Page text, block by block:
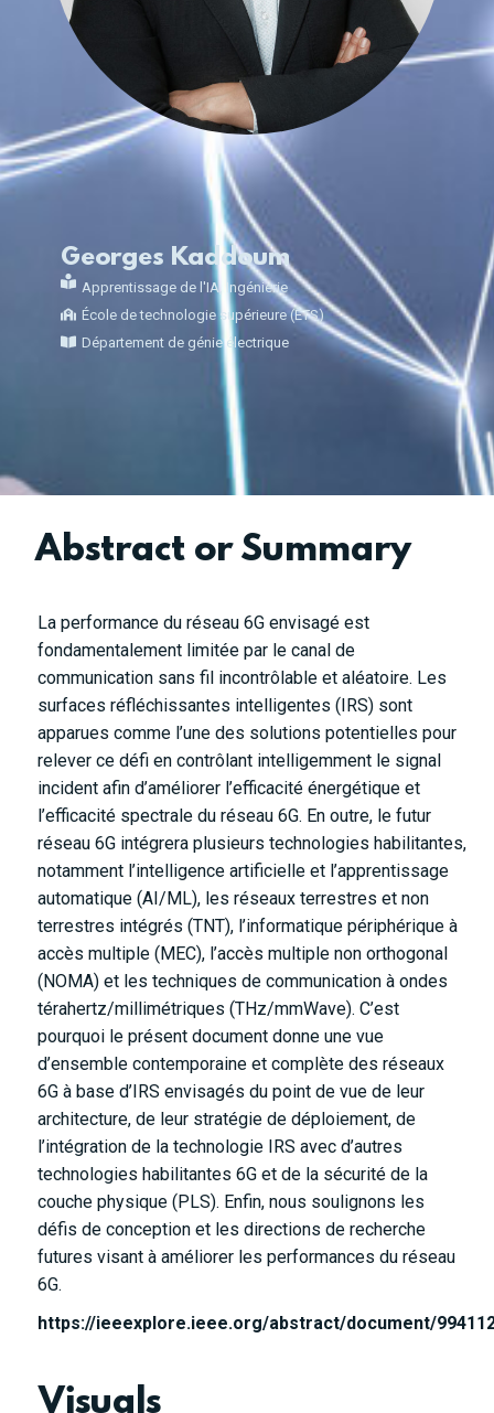
Georges Kaddoum
Apprentissage de l'IA, Ingénierie
École de technologie supérieure (ÉTS)
Département de génie électrique
Abstract or Summary
La performance du réseau 6G envisagé est
fondamentalement limitée par le canal de
communication sans fil incontrôlable et aléatoire. Les
surfaces réfléchissantes intelligentes (IRS) sont
apparues comme l’une des solutions potentielles pour
relever ce défi en contrôlant intelligemment le signal
incident afin d’améliorer l’efficacité énergétique et
l’efficacité spectrale du réseau 6G. En outre, le futur
réseau 6G intégrera plusieurs technologies habilitantes,
notamment l’intelligence artificielle et l’apprentissage
automatique (AI/ML), les réseaux terrestres et non
terrestres intégrés (TNT), l’informatique périphérique à
accès multiple (MEC), l’accès multiple non orthogonal
(NOMA) et les techniques de communication à ondes
térahertz/millimétriques (THz/mmWave). C’est
pourquoi le présent document donne une vue
d’ensemble contemporaine et complète des réseaux
6G à base d’IRS envisagés du point de vue de leur
architecture, de leur stratégie de déploiement, de
l’intégration de la technologie IRS avec d’autres
technologies habilitantes 6G et de la sécurité de la
couche physique (PLS). Enfin, nous soulignons les
défis de conception et les directions de recherche
futures visant à améliorer les performances du réseau
6G.
https://ieeexplore.ieee.org/abstract/document/
Visuals